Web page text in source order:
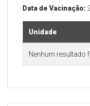
Data de Vacinação:
Unidade
Nenhum resultado